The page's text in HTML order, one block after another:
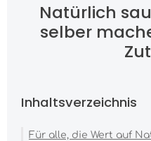
Natürlich
selber
Inhaltsverzeichnis
Für alle, die Wert auf